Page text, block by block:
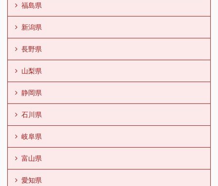
福島県
新潟県
長野県
山梨県
静岡県
石川県
岐阜県
富山県
愛知県